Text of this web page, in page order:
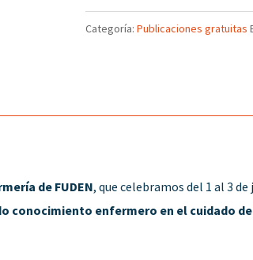
Categoría: Publicaciones gratuitas
de FUDEN, que celebramos del 1 al 3
conocimiento enfermero en el cuidado